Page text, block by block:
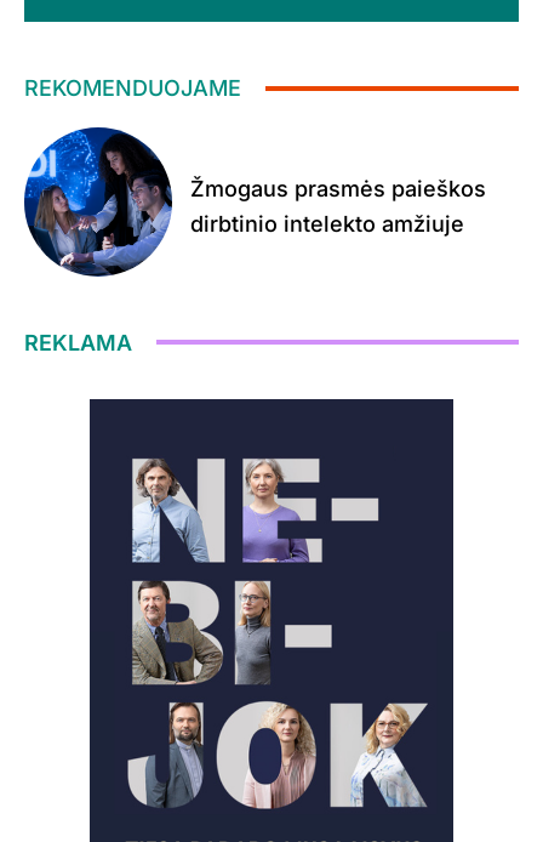
REKOMENDUOJAME
Žmogaus prasmės paieškos
dirbtinio intelekto amžiuje
REKLAMA